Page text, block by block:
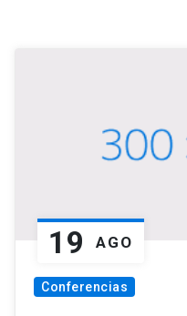
19 AGO
Conferencias